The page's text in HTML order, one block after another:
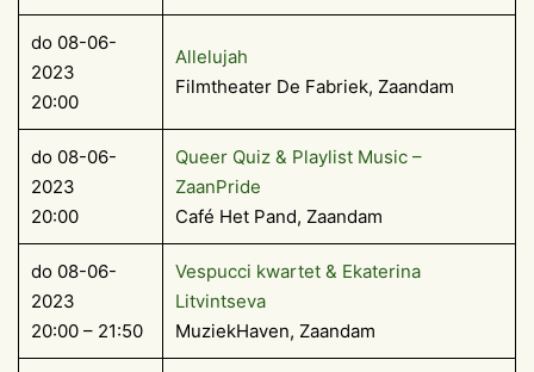
do 08-06-
2023
20:00
Allelujah
Filmtheater De Fabriek, Zaandam
do 08-06-
2023
20:00
Queer Quiz & Playlist Music –
ZaanPride
Café Het Pand, Zaandam
do 08-06-
2023
20:00 – 21:50
Vespucci kwartet & Ekaterina
Litvintseva
MuziekHaven, Zaandam